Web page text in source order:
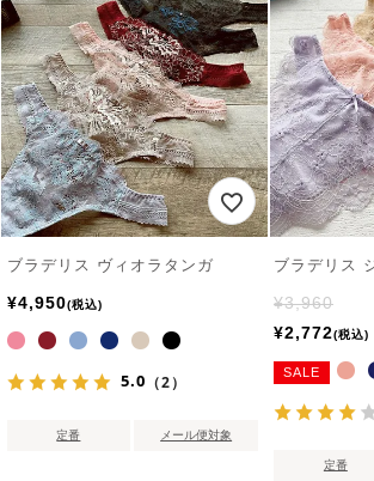
ブラデリス ヴィオラタンガ
¥4,950 税込
5.0 （2）
定番 メール便対象
ブラデリス
¥3,960
¥2,772 税込
SALE
定番